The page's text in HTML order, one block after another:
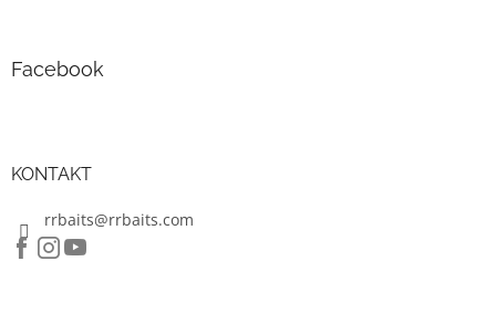
Facebook
KONTAKT
rrbaits@rrbaits.com